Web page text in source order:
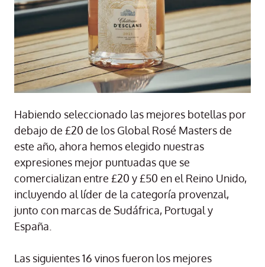
Habiendo seleccionado las mejores botellas por
debajo de £20 de los Global Rosé Masters de
este año, ahora hemos elegido nuestras
expresiones mejor puntuadas que se
comercializan entre £20 y £50 en el Reino Unido,
incluyendo al líder de la categoría provenzal,
junto con marcas de Sudáfrica, Portugal y
España.
Las siguientes 16 vinos fueron los mejores